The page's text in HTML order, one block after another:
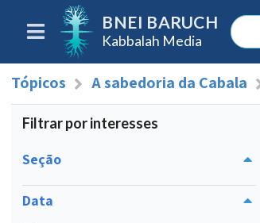
BNEI BARUCH
Kabbalah Media
Tópicos A sabedoria da Cabala
Filtrar por interesses
Seção
Data